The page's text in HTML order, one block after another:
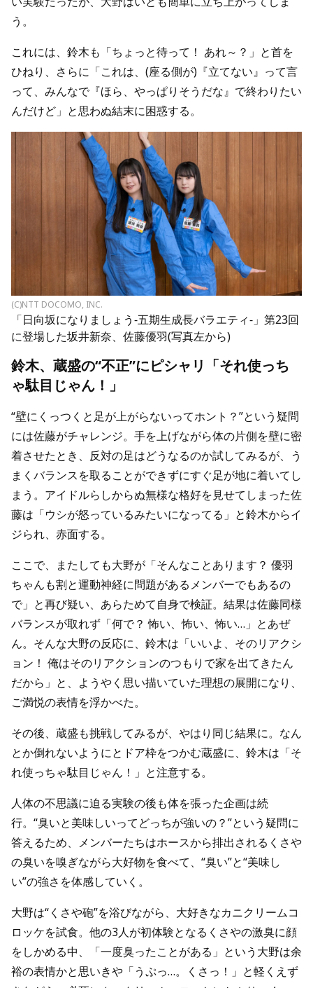
う。
これには、鈴木も「ちょっと待って！ あれ～？」と首を
ひねり、さらに「これは、(座る側が)『立てない』って言
って、みんなで『ほら、やっぱりそうだな』で終わりたい
んだけど」と思わぬ結末に困惑する。
(C)NTT DOCOMO, INC.
「日向坂になりましょう-五期生成長バラエティ-」第23回
に登場した坂井新奈、佐藤優羽(写真左から)
鈴木、蔵盛の“不正”にピシャリ「それ使っち
ゃ駄目じゃん！」
“壁にくっつくと足が上がらないってホント？”という疑問
には佐藤がチャレンジ。手を上げながら体の片側を壁に密
着させたとき、反対の足はどうなるのか試してみるが、う
まくバランスを取ることができずにすぐ足が地に着いてし
まう。アイドルらしからぬ無様な格好を見せてしまった佐
藤は「ウシが怒っているみたいになってる」と鈴木からイ
ジられ、赤面する。
ここで、またしても大野が「そんなことあります？ 優羽
ちゃんも割と運動神経に問題があるメンバーでもあるの
で」と再び疑い、あらためて自身で検証。結果は佐藤同様
バランスが取れず「何で？ 怖い、怖い、怖い…」とあぜ
ん。そんな大野の反応に、鈴木は「いいよ、そのリアクシ
ョン！ 俺はそのリアクションのつもりで家を出てきたん
だから」と、ようやく思い描いていた理想の展開になり、
ご満悦の表情を浮かべた。
その後、蔵盛も挑戦してみるが、やはり同じ結果に。なん
とか倒れないようにとドア枠をつかむ蔵盛に、鈴木は「そ
れ使っちゃ駄目じゃん！」と注意する。
人体の不思議に迫る実験の後も体を張った企画は続
行。“臭いと美味しいってどっちが強いの？”という疑問に
答えるため、メンバーたちはホースから排出されるくさや
の臭いを嗅ぎながら大好物を食べて、“臭い”と“美味し
い”の強さを体感していく。
大野は“くさや砲”を浴びながら、大好きなカニクリームコ
ロッケを試食。他の3人が初体験となるくさやの激臭に顔
をしかめる中、「一度臭ったことがある」という大野は余
裕の表情かと思いきや「うぷっ…。くさっ！」と軽くえず